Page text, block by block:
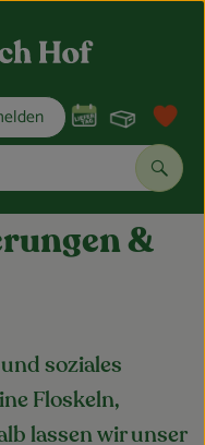
oder
Ökokisten
&
soziales
Floskeln,
lassen wir unser